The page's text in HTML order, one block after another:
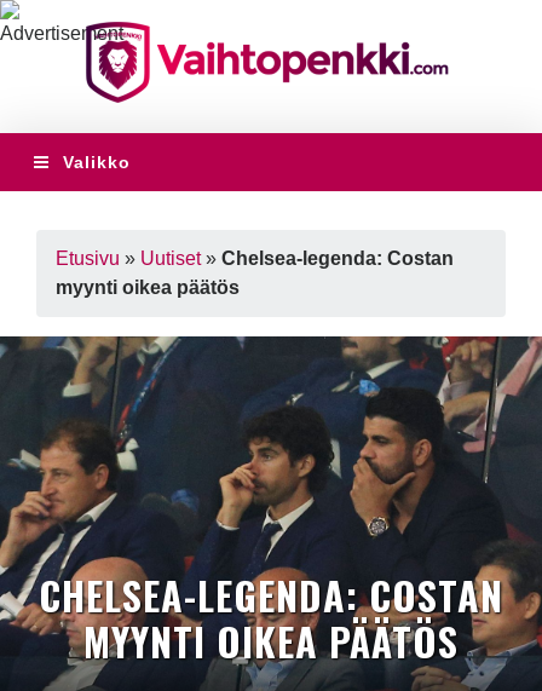
Valikko
Etusivu » Uutiset» Chelsea-legenda: Costan
myynti oikea päätös
CHELSEA-LEGENDA: COSTAN
MYYNTI OIKEA PÄÄTÖS